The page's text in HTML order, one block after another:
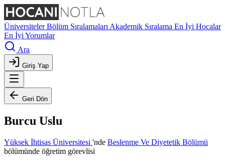
ÜniversitelerBölüm Sıralamaları Akademik Sıralama En İyi Hocalar
En İyi Yorumlar
Ara
Giriş Yap
Geri Dön
Burcu Uslu
Yüksek İhtisas Üniversitesi 'nde Beslenme Ve Diyetetik Bölümü
bölümünde öğretim görevlisi